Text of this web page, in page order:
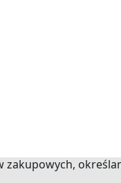
i
wniosków
z przepisami
zakupowych,